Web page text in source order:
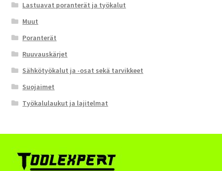
Lastuavat poranterät ja työkalut
Muut
Poranterät
Ruuvauskärjet
Sähkötyökalut ja -osat sekä tarvikkeet
Suojaimet
Työkalulaukut ja lajitelmat